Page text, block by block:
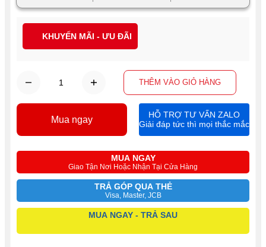
THÊM VÀO GIỎ HÀNG
MUA NGAY
Giao Tận Nơi Hoặc Nhận Tại Cửa Hàng
TRẢ GÓP QUA THẺ
Visa, Master, JCB
MUA NGAY - TRẢ SAU
Mua ngay
HỖ TRỢ TƯ VẤN ZALO
Giải đáp tức thì mọi thắc mắc
KHUYẾN MÃI - ƯU ĐÃI